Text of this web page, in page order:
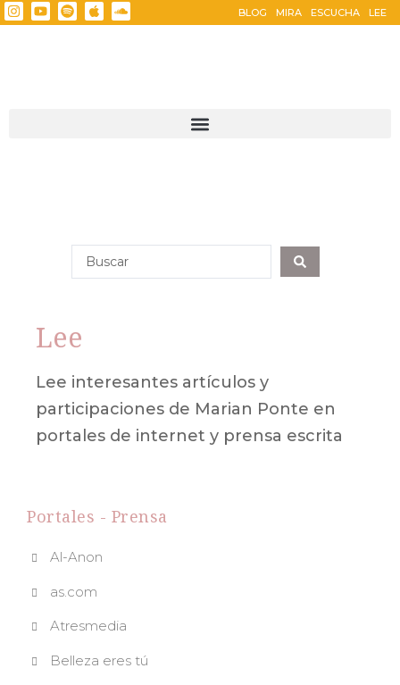
BLOG MIRA ESCUCHA LEE
Lee
Lee interesantes artículos y
participaciones de Marian Ponte en
portales de internet y prensa escrita
Portales - Prensa
Al-Anon
as.com
Atresmedia
Belleza eres tú